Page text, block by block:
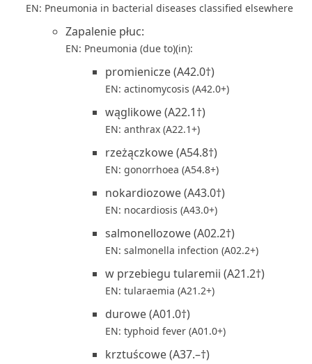
EN: Pneumonia in bacterial diseases classified elsewhere
Zapalenie płuc:
EN: Pneumonia (due to)(in):
promienicze (A42.0†)
EN: actinomycosis (A42.0+)
wąglikowe (A22.1†)
EN: anthrax (A22.1+)
rzeżączkowe (A54.8†)
EN: gonorrhoea (A54.8+)
nokardiozowe (A43.0†)
EN: nocardiosis (A43.0+)
salmonellozowe (A02.2†)
EN: salmonella infection (A02.2+)
w przebiegu tularemii (A21.2†)
EN: tularaemia (A21.2+)
durowe (A01.0†)
EN: typhoid fever (A01.0+)
krztuścowe (A37.–†)